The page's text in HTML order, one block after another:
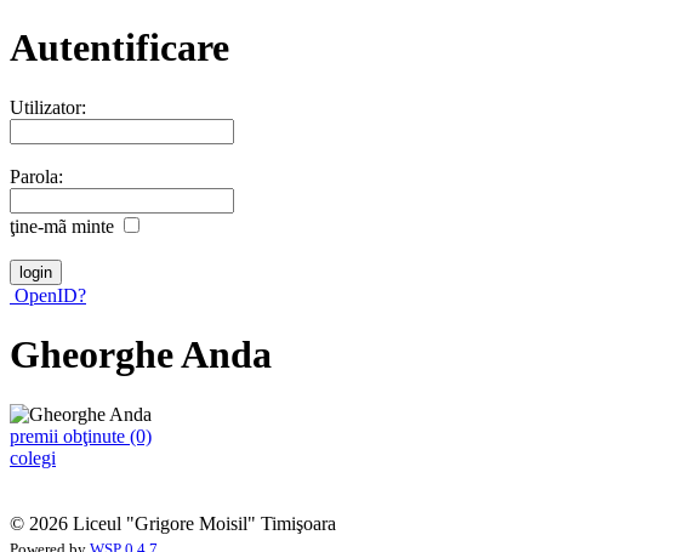
Autentificare
Utilizator:
Parola:
ţine-mã minte
OpenID?
Gheorghe Anda
premii obţinute (0)
colegi
© 2026 Liceul "Grigore Moisil" Timişoara